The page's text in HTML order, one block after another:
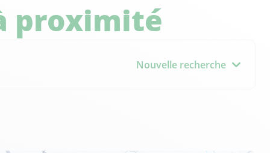
proximité
Nouvelle recherche